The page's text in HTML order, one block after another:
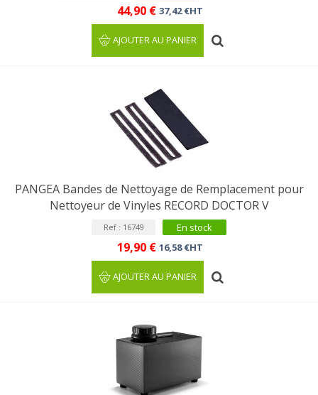
44,90 € 37,42 €HT
AJOUTER AU PANIER
PANGEA Bandes de Nettoyage de Remplacement pour
Nettoyeur de Vinyles RECORD DOCTOR V
Ref : 16749 En stock
19,90 € 16,58 €HT
AJOUTER AU PANIER